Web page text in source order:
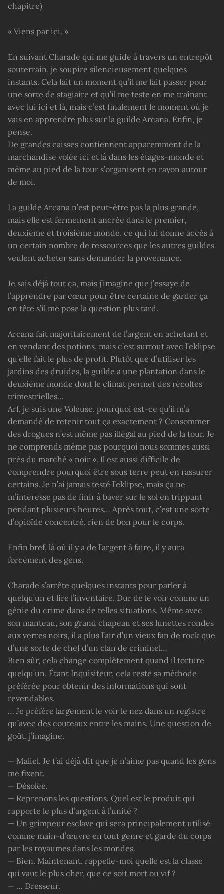
chapitre)
« Viens par ici. »
En suivant Charade qui me guide à travers un entrepôt
souterrain, je soupire silencieusement quelques
instants. Cela fait un moment qu’il me fait passer pour
une sorte de stagiaire et qu’il me teste en me traînant
avec lui ici et là, mais c’est finalement le moment où je
vais en apprendre plus sur la guilde Arcana. Enfin, je
pense.
De grandes caisses contiennent apparemment de la
marchandise volée ici et là dans les étages-monde et
même au pied de la tour s’organisent en rayon autour
de moi.
La guilde Arcana n’est peut-être pas la plus grande,
mais elle est fermement ancrée dans le premier,
deuxième et troisième monde, ce qui lui donne accès à
un certain nombre de ressources que les autres guildes
veulent acheter sans demander la provenance.
Je sais déjà tout ça, mais j’imagine que j’essaye de
l’apprendre par cœur pour être certaine de garder ça
en tête s’il me pose la question plus tard.
Arcana fait majoritairement de l’argent en achetant et
en vendant des potions, mais c’est surtout avec l’eklipse
qu’elle fait le plus de profit. Plutôt que d’utiliser les
jardins des druides, la guilde a une plantation dans le
deuxième monde dont le climat permet des récoltes
trimestrielles…
Arf, je suis une Voleuse, pourquoi est-ce qu’il m’a
demandé de retenir tout ça exactement ? Consommer
des drogues n’est même pas illégal au pied de la tour. Je
ne comprends même pas pourquoi nous sommes aussi
près du marché « noir ». Il est aussi difficile de
comprendre pourquoi être sous terre peut en rassurer
certains. Je n’ai jamais testé l’eklipse, mais ça ne
m’intéresse pas de finir à baver sur le sol en trippant
pendant plusieurs heures… Après tout, c’est une sorte
d’opioïde concentré, rien de bon pour le corps.
Enfin bref, là où il y a de l’argent à faire, il y aura
forcément des gens.
Charade s’arrête quelques instants pour parler à
quelqu’un et lire l’inventaire. Dur de le voir comme un
génie du crime dans de telles situations. Même avec
son manteau, son grand chapeau et ses lunettes rondes
aux verres noirs, il a plus l’air d’un vieux fan de rock que
d’une sorte de chef d’un clan de criminel…
Bien sûr, cela change complètement quand il torture
quelqu’un. Étant Inquisiteur, cela reste sa méthode
préférée pour obtenir des informations qui sont
revendables.
… Je préfère largement le voir le nez dans un registre
qu’avec des couteaux entre les mains. Une question de
goût, j’imagine.
— Maliel. Je t’ai déjà dit que je n’aime pas quand les gens
me fixent.
— Désolée.
— Reprenons les questions. Quel est le produit qui
rapporte le plus d’argent à l’unité ?
— Un grimpeur esclave qui sera principalement utilisé
comme main-d’œuvre en tout genre et garde du corps
par les royaumes dans les mondes.
— Bien. Maintenant, rappelle-moi quelle est la classe
qui vaut le plus cher, que ce soit mort ou vif ?
— … Dresseur.